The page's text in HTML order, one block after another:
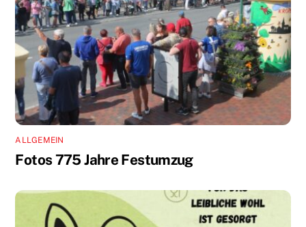
ALLGEMEIN
Fotos 775 Jahre Festumzug